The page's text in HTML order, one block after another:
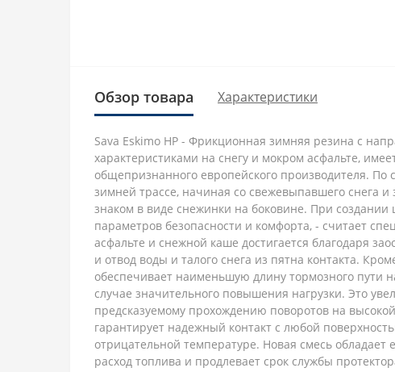
Обзор товара Характеристики
Sava Eskimo HP - Фрикционная зимняя резина с
характеристиками на снегу и мокром асфальте,
общепризнанного европейского производителя. По
зимней трассе, начиная со свежевыпавшего снега
знаком в виде снежинки на боковине. При
параметров безопасности и комфорта, - считает
асфальте и снежной каше достигается благодаря
и отвод воды и талого снега из пятна контакта.
обеспечивает наименьшую длину тормозного пути
случае значительного повышения нагрузки. Это
предсказуемому прохождению поворотов на
гарантирует надежный контакт с любой
отрицательной температуре. Новая смесь
расход топлива и продлевает срок службы